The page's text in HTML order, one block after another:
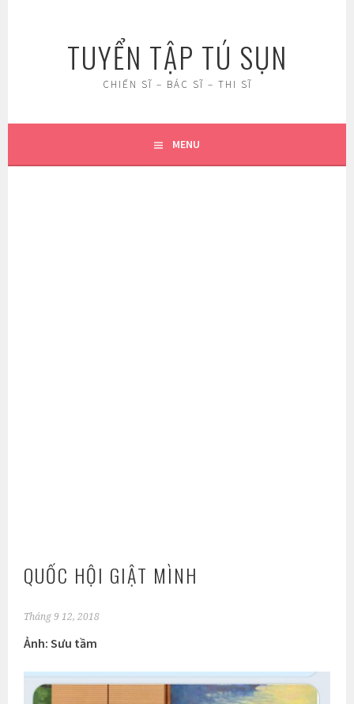
TUYỂN TẬP TÚ SỤN
CHIẾN SĨ – BÁC SĨ – THI SĨ
MENU
QUỐC HỘI GIẬT MÌNH
Tháng 9 12, 2018
Ảnh: Sưu tầm